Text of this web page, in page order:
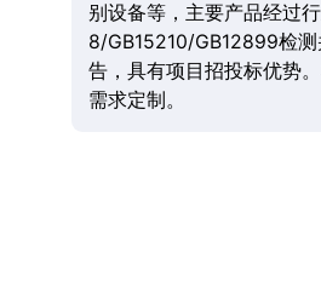
别设备等，主要产品经过
8/GB15210/GB12899检
告，具有项目招投标优势
需求定制。